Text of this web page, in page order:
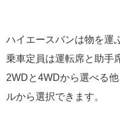
ハイエースバンは物を運
乗車定員は運転席と助手
2WDと4WDから選べる
ルから選択できます。